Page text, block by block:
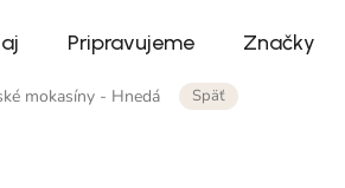
Pripravujeme Značky
mokasíny - Hnedá Späť